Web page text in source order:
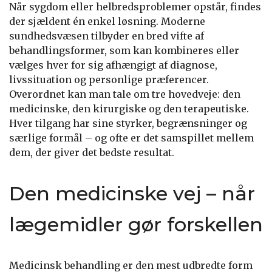
Når sygdom eller helbredsproblemer opstår, findes
der sjældent én enkel løsning. Moderne
sundhedsvæsen tilbyder en bred vifte af
behandlingsformer, som kan kombineres eller
vælges hver for sig afhængigt af diagnose,
livssituation og personlige præferencer.
Overordnet kan man tale om tre hovedveje: den
medicinske, den kirurgiske og den terapeutiske.
Hver tilgang har sine styrker, begrænsninger og
særlige formål – og ofte er det samspillet mellem
dem, der giver det bedste resultat.
Den medicinske vej – når
lægemidler gør forskellen
Medicinsk behandling er den mest udbredte form